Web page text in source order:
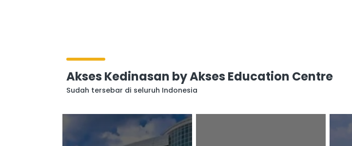
Akses Kedinasan by Akses Education Centre
Sudah tersebar di seluruh Indonesia